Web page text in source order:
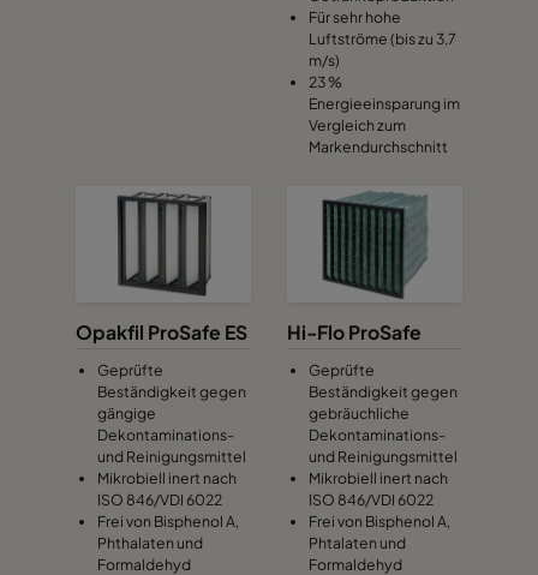
Für sehr hohe
Luftströme (bis zu 3,7
m/s)
23 %
Energieeinsparung im
Vergleich zum
Markendurchschnitt
Opakfil ProSafe ES
Geprüfte
Beständigkeit gegen
gängige
Dekontaminations-
und Reinigungsmittel
Mikrobiell inert nach
ISO 846/VDI 6022
Frei von Bisphenol A,
Phthalaten und
Formaldehyd
Hi-Flo ProSafe
Geprüfte
Beständigkeit gegen
gebräuchliche
Dekontaminations-
und Reinigungsmittel
Mikrobiell inert nach
ISO 846/VDI 6022
Frei von Bisphenol A,
Phtalaten und
Formaldehyd